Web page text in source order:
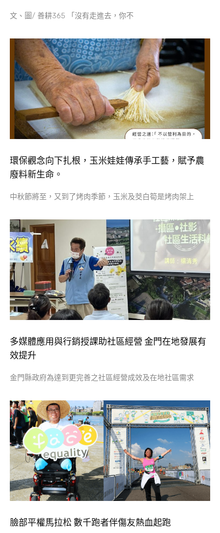
文、圖/ 善耕365 「沒有走進去，你不
環保觀念向下扎根，玉米娃娃傳承手工藝，賦予農
廢料新生命。
中秋節將至，又到了烤肉季節，玉米及茭白筍是烤肉架上
多媒體應用與行銷授課助社區經營 金門在地發展有
效提升
金門縣政府為達到更完善之社區經營成效及在地社區需求
臉部平權馬拉松 數千跑者伴傷友熱血起跑